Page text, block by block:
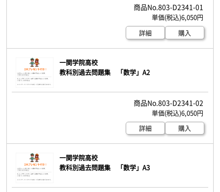
803-D2341-01
6,050円
詳細
購入
一関学院高校
教科別過去問題集 「数学」A2
803-D2341-02
6,050円
詳細
購入
一関学院高校
教科別過去問題集 「数学」A3